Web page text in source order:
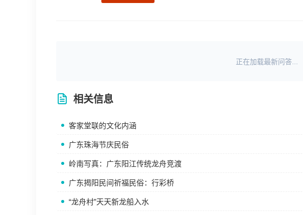
正在加载最新问答...
相关信息
客家堂联的文化内涵
广东珠海节庆民俗
岭南写真：广东阳江传统龙舟竞渡
广东揭阳民间祈福民俗：行彩桥
“龙舟村”天天新龙船入水